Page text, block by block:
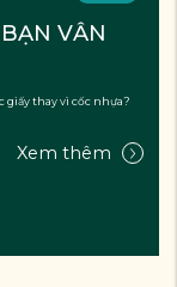
VẪN
thay vì cốc nhựa?
Xem thêm